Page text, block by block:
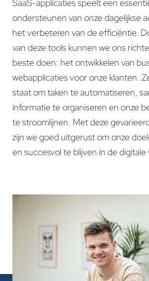
SaaS-applicaties speelt een
ondersteunen van onze dagelijkse
het verbeteren van de efficiëntie.
van deze tools kunnen we ons
beste doen: het ontwikkelen van
webapplicaties voor onze klanten.
staat om taken te automatiseren,
informatie te organiseren en onze
te stroomlijnen. Met deze
zijn we goed uitgerust om onze
en succesvol te blijven in de digitale